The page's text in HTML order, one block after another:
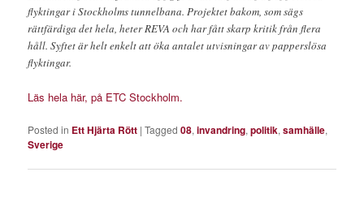
flyktingar i Stockholms tunnelbana. Projektet bakom, som sägs
rättfärdiga det hela, heter REVA och har fått skarp kritik från flera
håll. Syftet är helt enkelt att öka antalet utvisningar av papperslösa
flyktingar.
Läs hela här, på ETC Stockholm.
Posted in Ett Hjärta Rött |Tagged 08,invandring,politik,samhälle,
Sverige